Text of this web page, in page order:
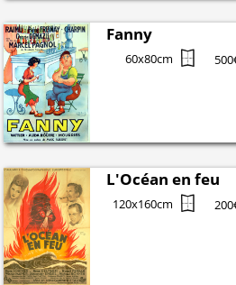
Fanny
60x80cm
L'Océan en feu
120x160cm